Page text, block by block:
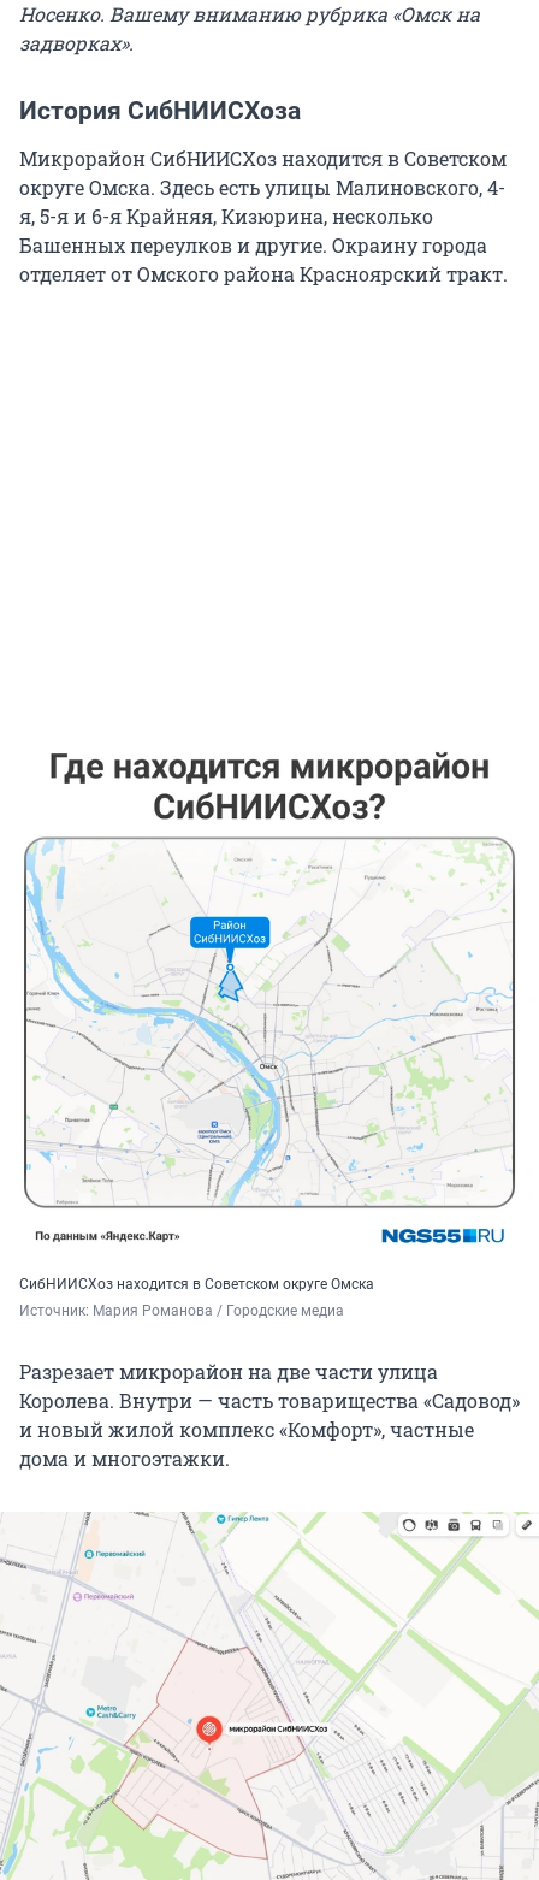
Носенко. Вашему вниманию рубрика «Омск на
задворках».
История СибНИИСХоза
Микрорайон СибНИИСХоз находится в Советском
округе Омска. Здесь есть улицы Малиновского, 4-
я, 5-я и 6-я Крайняя, Кизюрина, несколько
Башенных переулков и другие. Окраину города
отделяет от Омского района Красноярский тракт.
СибНИИСХоз находится в Советском округе Омска
Источник: Мария Романова / Городские медиа
Разрезает микрорайон на две части улица
Королева. Внутри — часть товарищества «Садовод»
и новый жилой комплекс «Комфорт», частные
дома и многоэтажки.